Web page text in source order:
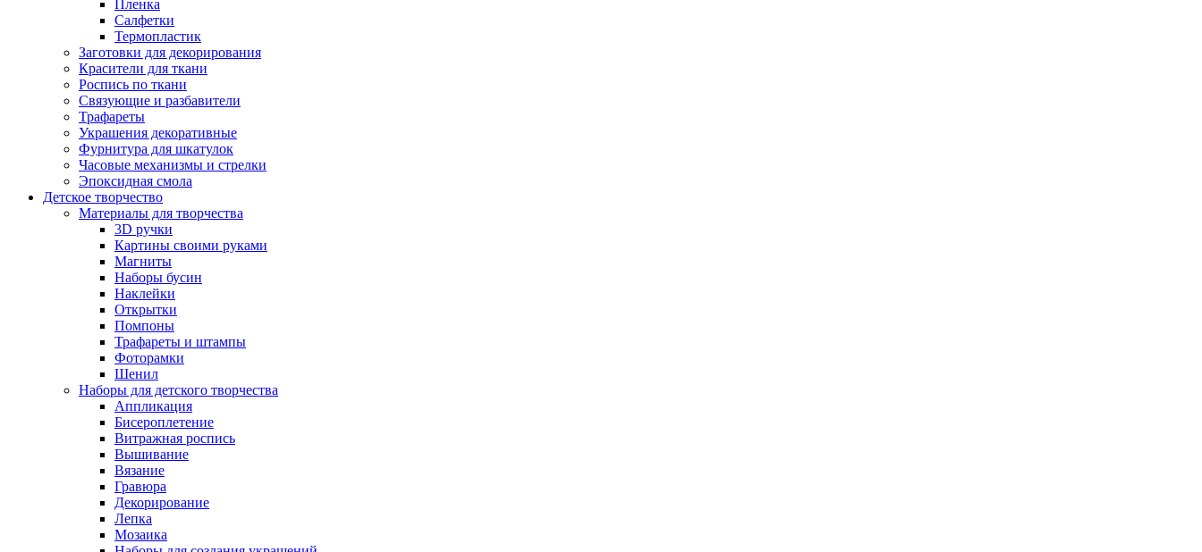
Пленка
Салфетки
Термопластик
Заготовки для декорирования
Красители для ткани
Роспись по ткани
Связующие и разбавители
Трафареты
Украшения декоративные
Фурнитура для шкатулок
Часовые механизмы и стрелки
Эпоксидная смола
Детское творчество
Материалы для творчества
3D ручки
Картины своими руками
Магниты
Наборы бусин
Наклейки
Открытки
Помпоны
Трафареты и штампы
Фоторамки
Шенил
Наборы для детского творчества
Аппликация
Бисероплетение
Витражная роспись
Вышивание
Вязание
Гравюра
Декорирование
Лепка
Мозаика